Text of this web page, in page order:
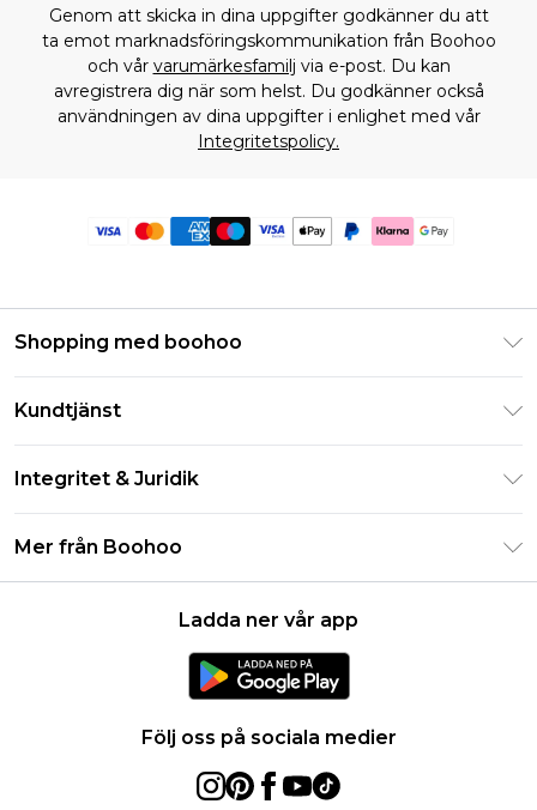
Genom att skicka in dina uppgifter godkänner du att
ta emot marknadsföringskommunikation från Boohoo
och vår varumärkesfamilj via e-post. Du kan
avregistrera dig när som helst. Du godkänner också
användningen av dina uppgifter i enlighet med vår
Integritetspolicy.
Shopping med boohoo
Studentrabatt - UNiDAYS
Boohoo-appen
Storleksguide
Kundtjänst
Leveransinformation
Returnerar information
Integritet & Juridik
Integritetspolicy
Mer från Boohoo
Ladda ner vår app
Följ oss på sociala medier